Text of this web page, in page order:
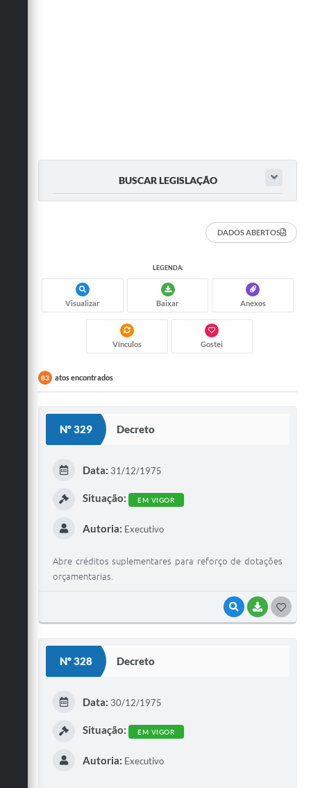
BUSCAR LEGISLAÇÃO
DADOS ABERTOS
LEGENDA:
Visualizar Baixar Anexos
Vínculos Gostei
83 atos encontrados
Nº 329 Decreto
VISUALIZAR
BAIXAR
Data: 31/12/1975
Situação: EM VIGOR
Autoria: Executivo
Abre créditos suplementares para reforço de dotações
orçamentarias.
Nº 328 Decreto
Data: 30/12/1975
Situação: EM VIGOR
Autoria: Executivo